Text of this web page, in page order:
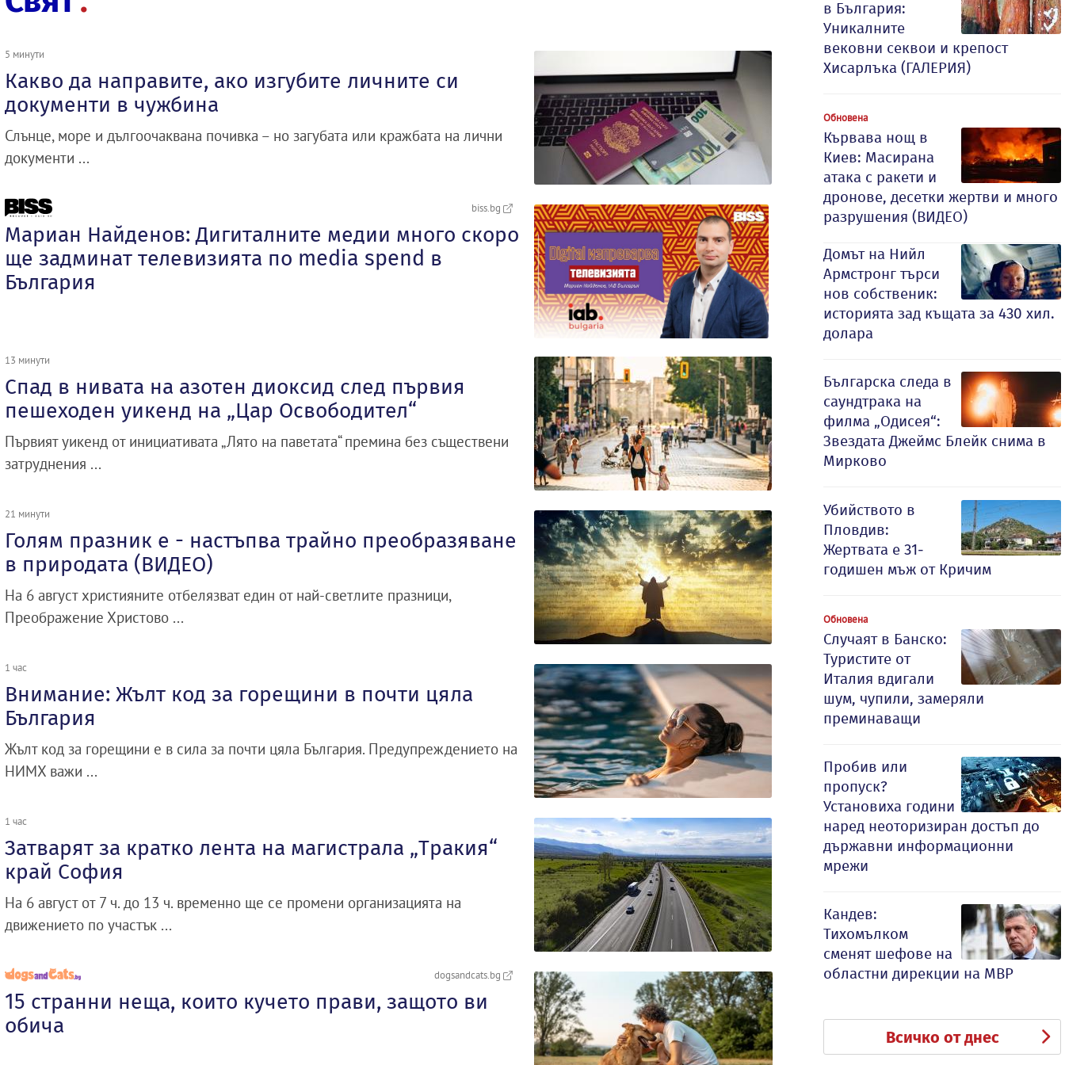
5 минути
Какво да направите, ако изгубите личните си
документи в чужбина
Слънце, море и дългоочаквана почивка – но загубата или кражбата на лични
документи ...
biss.bg
Мариан Найденов: Дигиталните медии много скоро
ще задминат телевизията по media spend в
България
13 минути
Спад в нивата на азотен диоксид след първия
пешеходен уикенд на „Цар Освободител“
Първият уикенд от инициативата „Лято на паветата“ премина без съществени
затруднения ...
21 минути
Голям празник е - настъпва трайно преобразяване
в природата (ВИДЕО)
На 6 август християните отбелязват един от най-светлите празници,
Преображение Христово ...
1 час
Внимание: Жълт код за горещини в почти цяла
България
Жълт код за горещини е в сила за почти цяла България. Предупреждението на
НИМХ важи ...
1 час
Затварят за кратко лента на магистрала „Тракия“
край София
На 6 август от 7 ч. до 13 ч. временно ще се промени организацията на
движението по участък ...
dogsandcats.bg
15 странни неща, които кучето прави, защото ви
обича
в България:
Уникалните
вековни секвои и крепост
Хисарлъка (ГАЛЕРИЯ)
Обновена
Кървава нощ в
Киев: Масирана
атака с ракети и
дронове, десетки жертви и много
разрушения (ВИДЕО)
Домът на Нийл
Армстронг търси
нов собственик:
историята зад къщата за 430 хил.
долара
Българска следа в
саундтрака на
филма „Одисея“:
Звездата Джеймс Блейк снима в
Мирково
Убийството в
Пловдив:
Жертвата е 31-
годишен мъж от Кричим
Обновена
Случаят в Банско:
Туристите от
Италия вдигали
шум, чупили, замеряли
преминаващи
Пробив или
пропуск?
Установиха години
наред неоторизиран достъп до
държавни информационни
мрежи
Кандев:
Тихомълком
сменят шефове на
областни дирекции на МВР
Всичко от днес